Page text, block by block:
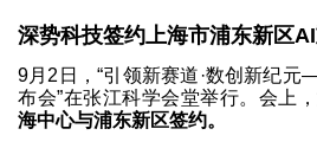
深势科技签约上海市浦东新区AI
9月2日，“引领新赛道·数创新纪
布会”在张江科学会堂举行。会上，
海中心与浦东新区签约。